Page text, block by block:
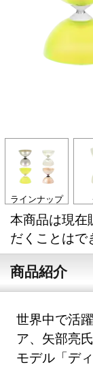
ラインナップ
本商品は現在
だくことはで
商品紹介
世界中で活
ア、矢部亮
モデル「デ